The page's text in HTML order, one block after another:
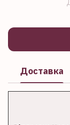
Доставка